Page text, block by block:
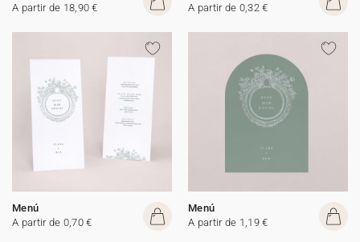
A partir de 18,90 €
A partir de 0,32 €
Menú
A partir de 0,70 €
Menú
A partir de 1,19 €